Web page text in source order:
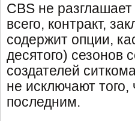
CBS не
всего, контракт,
содержит опции,
десятого) сезонов
создателей
не исключают
последним.